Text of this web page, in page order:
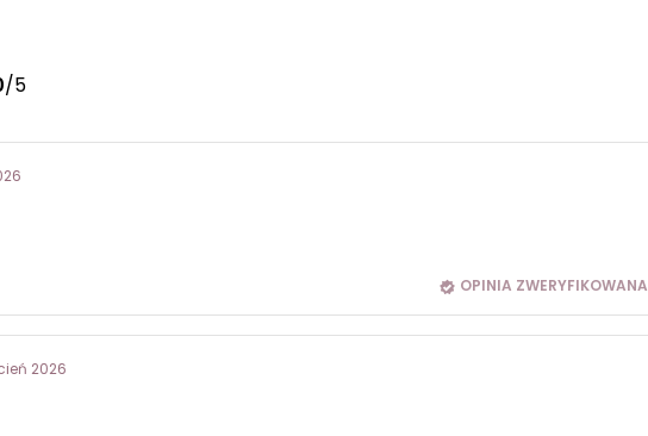
/5
OPINIA ZWERYFIKOWANA
2026